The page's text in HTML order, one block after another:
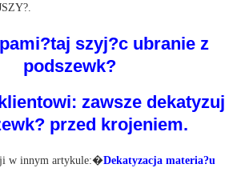
szyj?c ubranie z
podszewk?
zawsze dekatyzuj
przed krojeniem.
w innym artykule:�Dekatyzacja materia?u